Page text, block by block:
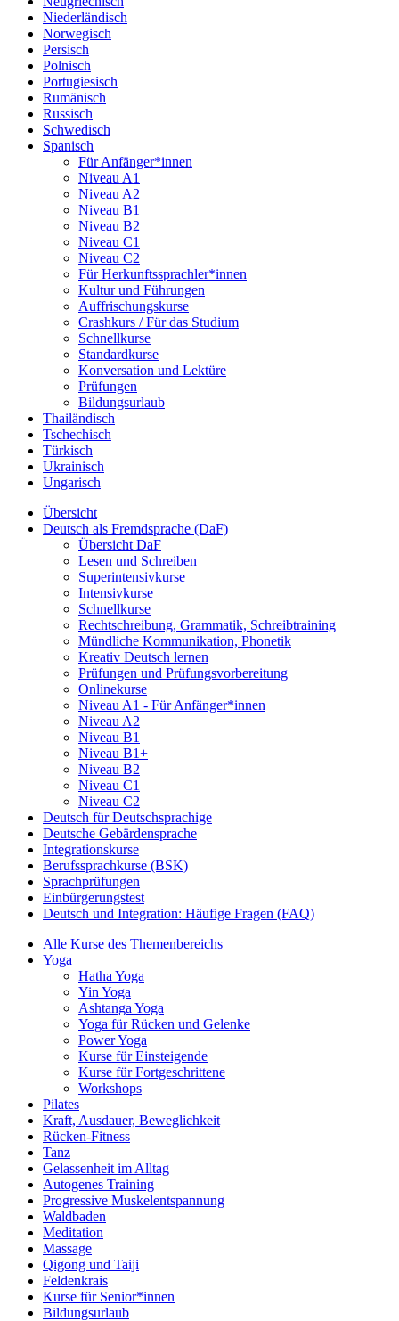
Niederländisch
Norwegisch
Persisch
Polnisch
Portugiesisch
Rumänisch
Russisch
Schwedisch
Spanisch
Für Anfänger*innen
Niveau A1
Niveau A2
Niveau B1
Niveau B2
Niveau C1
Niveau C2
Für Herkunftssprachler*innen
Kultur und Führungen
Auffrischungskurse
Crashkurs / Für das Studium
Schnellkurse
Standardkurse
Konversation und Lektüre
Prüfungen
Bildungsurlaub
Thailändisch
Tschechisch
Türkisch
Ukrainisch
Ungarisch
Übersicht
Deutsch als Fremdsprache (DaF)
Übersicht DaF
Lesen und Schreiben
Superintensivkurse
Intensivkurse
Schnellkurse
Rechtschreibung, Grammatik, Schreibtraining
Mündliche Kommunikation, Phonetik
Kreativ Deutsch lernen
Prüfungen und Prüfungsvorbereitung
Onlinekurse
Niveau A1 - Für Anfänger*innen
Niveau A2
Niveau B1
Niveau B1+
Niveau B2
Niveau C1
Niveau C2
Deutsch für Deutschsprachige
Deutsche Gebärdensprache
Integrationskurse
Berufssprachkurse (BSK)
Sprachprüfungen
Einbürgerungstest
Deutsch und Integration: Häufige Fragen (FAQ)
Alle Kurse des Themenbereichs
Yoga
Hatha Yoga
Yin Yoga
Ashtanga Yoga
Yoga für Rücken und Gelenke
Power Yoga
Kurse für Einsteigende
Kurse für Fortgeschrittene
Workshops
Pilates
Kraft, Ausdauer, Beweglichkeit
Rücken-Fitness
Tanz
Gelassenheit im Alltag
Autogenes Training
Progressive Muskelentspannung
Waldbaden
Meditation
Massage
Qigong und Taiji
Feldenkrais
Kurse für Senior*innen
Bildungsurlaub